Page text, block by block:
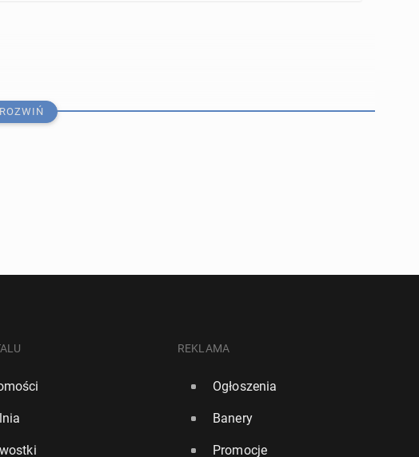
się na temat religii w szkole. Nowy sondaż
ROZWIŃ
REKLAMA
Ogłoszenia
Banery
Promocje